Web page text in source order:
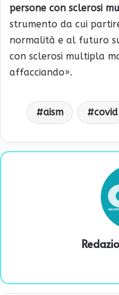
persone con sclerosi
strumento da cui
normalità e al futuro
con sclerosi multipla
affacciando».
aism covid